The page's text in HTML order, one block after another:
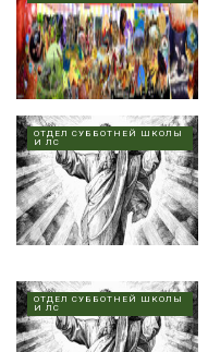
ОТДЕЛ СУББОТНЕЙ ШКОЛЫ
И ЛС
ОТДЕЛ СУББОТНЕЙ ШКОЛЫ
И ЛС